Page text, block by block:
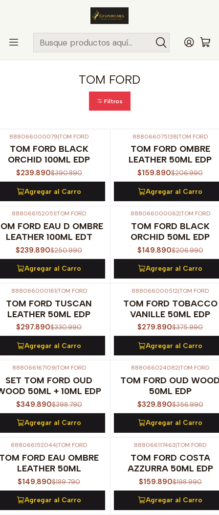
en compras hasta las 13Hrs, valido solo en
Comunas ..>>
Inicio PERFUMES NICHO TOM FORD
TOM FORD
Filtros
-39% OFF
888066000079|TOM FORD
TOM FORD BLACK
ORCHID 100ML EDP
$239.890$390.890
Agregar al Carro
-23%OFF
888066075138|TOM FORD
TOM FORD OMBRE
LEATHER 50ML EDP
$159.890$206.990
Agregar al Carro
888066152051|TOM FORD
FORD EAU D OMBRE
LEATHER 100ML EDT
$239.890$250.990
Agregar al Carro
888066000062|TOM FORD
TOM FORD BLACK
ORCHID 50ML EDP
$149.890$206.990
Agregar al Carro
-10%OFF
888066000161|TOM FORD
TOM FORD TUSCAN
LEATHER 50ML EDP
$297.890$330.990
Agregar al Carro
-26% OFF
888066000512|TOM FORD
TOM FORD TOBACCO
VANILLE 50ML EDP
$279.890$375.990
Agregar al Carro
888066167109|TOM FORD
SET TOM FORD OUD
50ML + 10ML EDP
$349.890$398.790
Agregar al Carro
888066024082|TOM FORD
TOM FORD OUD
50ML EDP
$329.890$356.990
Agregar al Carro
888066152044|TOM FORD
FORD EAU OMBRE
LEATHER 50ML
$149.890$189.790
Agregar al Carro
888066117463|TOM FORD
TOM FORD COSTA
AZZURRA 50ML EDP
$159.890$198.990
Agregar al Carro